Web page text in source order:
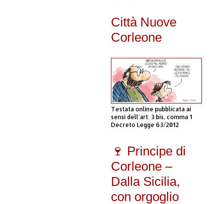
Città Nuove
Corleone
Testata online pubblicata ai
sensi dell'art. 3 bis, comma 1
Decreto Legge 63/2012
🍷 Principe di
Corleone –
Dalla Sicilia,
con orgoglio